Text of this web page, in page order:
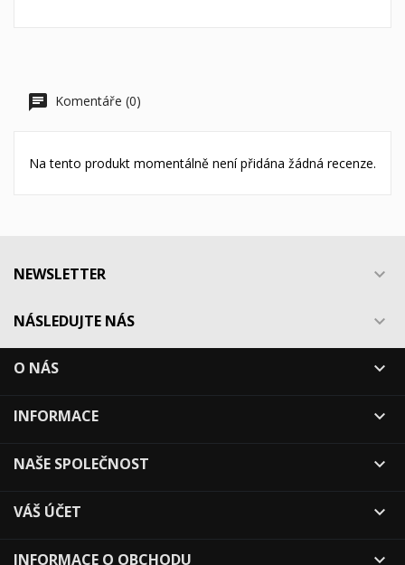
Komentáře (0)
Na tento produkt momentálně není přidána žádná recenze.
NEWSLETTER 
NÁSLEDUJTE NÁS 
O NÁS 
INFORMACE 
NAŠE SPOLEČNOST 
VÁŠ ÚČET 
INFORMACE O OBCHODU